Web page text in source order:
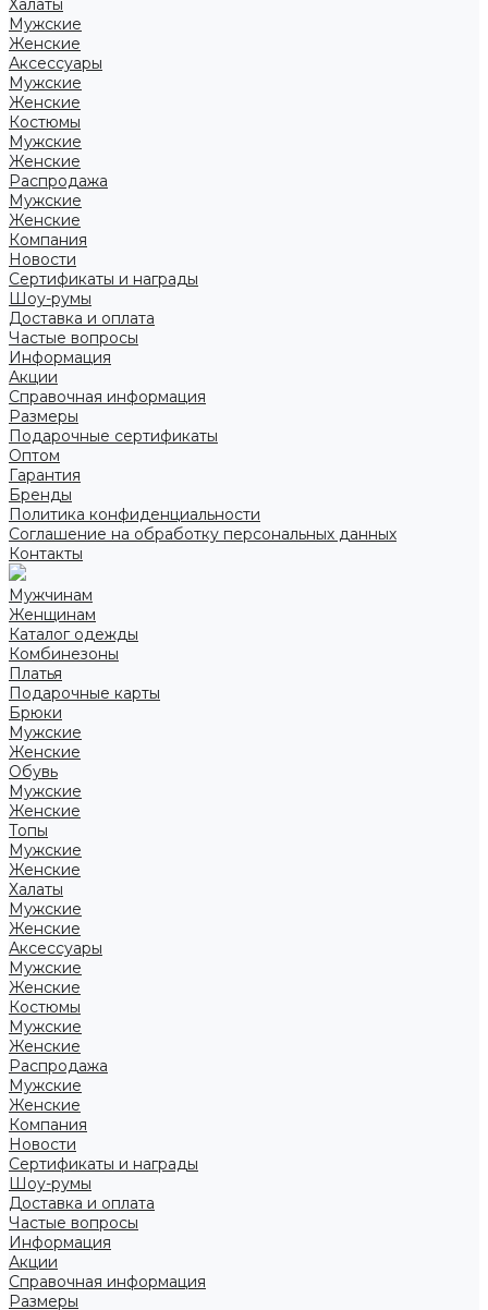
Халаты
Мужские
Женские
Аксессуары
Мужские
Женские
Костюмы
Мужские
Женские
Распродажа
Мужские
Женские
Компания
Новости
Сертификаты и награды
Шоу-румы
Доставка и оплата
Частые вопросы
Информация
Акции
Справочная информация
Размеры
Подарочные сертификаты
Оптом
Гарантия
Бренды
Политика конфиденциальности
Соглашение на обработку персональных данных
Контакты
Мужчинам
Женщинам
Каталог одежды
Комбинезоны
Платья
Подарочные карты
Брюки
Мужские
Женские
Обувь
Мужские
Женские
Топы
Мужские
Женские
Халаты
Мужские
Женские
Аксессуары
Мужские
Женские
Костюмы
Мужские
Женские
Распродажа
Мужские
Женские
Компания
Новости
Сертификаты и награды
Шоу-румы
Доставка и оплата
Частые вопросы
Информация
Акции
Справочная информация
Размеры